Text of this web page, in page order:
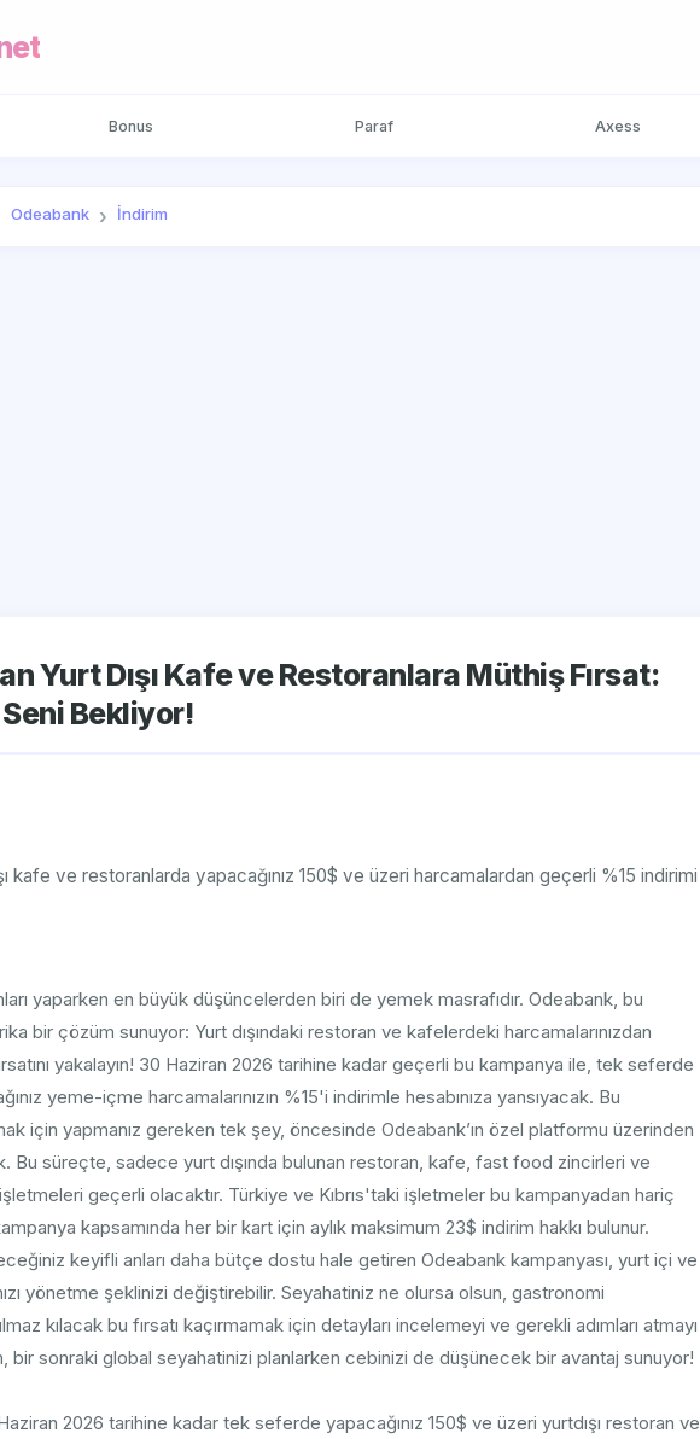
Bonus Paraf Axess
Odeabank İndirim
Yurt Dışı Kafe ve Restoranlara Müthiş Fırsat:
Bekliyor!
kafe ve restoranlarda yapacağınız 150$ ve üzeri harcamalardan geçerli %15 indirimi
yaparken en büyük düşüncelerden biri de yemek masrafıdır. Odeabank, bu
bir çözüm sunuyor: Yurt dışındaki restoran ve kafelerdeki harcamalarınızdan
yakalayın! 30 Haziran 2026 tarihine kadar geçerli bu kampanya ile, tek seferde
yeme-içme harcamalarınızın %15'i indirimle hesabınıza yansıyacak. Bu
için yapmanız gereken tek şey, öncesinde Odeabank’ın özel platformu üzerinden
Bu süreçte, sadece yurt dışında bulunan restoran, kafe, fast food zincirleri ve
geçerli olacaktır. Türkiye ve Kıbrıs'taki işletmeler bu kampanyadan hariç
kapsamında her bir kart için aylık maksimum 23$ indirim hakkı bulunur.
keyifli anları daha bütçe dostu hale getiren Odeabank kampanyası, yurt içi ve
yönetme şeklinizi değiştirebilir. Seyahatiniz ne olursa olsun, gastronomi
kılacak bu fırsatı kaçırmamak için detayları incelemeyi ve gerekli adımları atmayı
bir sonraki global seyahatinizi planlarken cebinizi de düşünecek bir avantaj sunuyor!
Haziran 2026 tarihine kadar tek seferde yapacağınız 150$ ve üzeri yurtdışı restoran ve